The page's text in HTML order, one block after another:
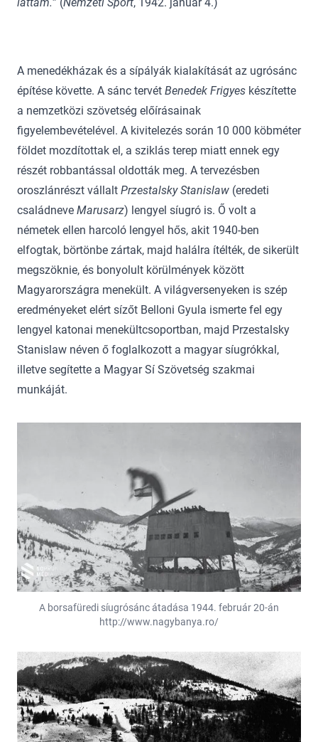
A menedékházak és a sípályák kialakítását az ugrósánc
építése követte. A sánc tervét Benedek Frigyes készítette
a nemzetközi szövetség előírásainak
figyelembevételével. A kivitelezés során 10 000 köbméter
földet mozdítottak el, a sziklás terep miatt ennek egy
részét robbantással oldották meg. A tervezésben
oroszlánrészt vállalt Przestalsky Stanislaw (eredeti
családneve Marusarz) lengyel síugró is. Ő volt a
németek ellen harcoló lengyel hős, akit 1940-ben
elfogtak, börtönbe zártak, majd halálra ítélték, de sikerült
megszöknie, és bonyolult körülmények között
Magyarországra menekült. A világversenyeken is szép
eredményeket elért sízőt Belloni Gyula ismerte fel egy
lengyel katonai menekültcsoportban, majd Przestalsky
Stanislaw néven ő foglalkozott a magyar síugrókkal,
illetve segítette a Magyar Sí Szövetség szakmai
munkáját.
A borsafüredi síugrósánc átadása 1944. február 20-án
http://www.nagybanya.ro/